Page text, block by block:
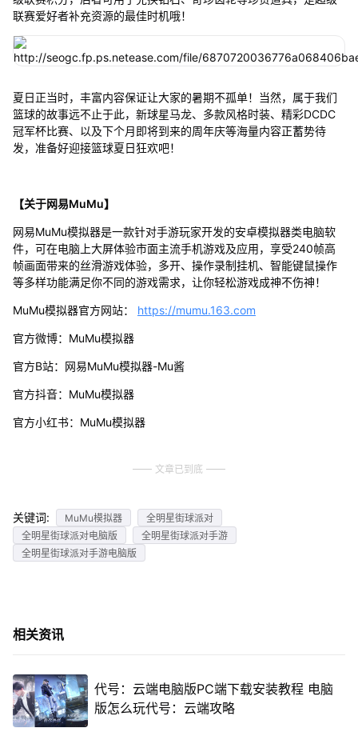
联赛爱好者补充资源的最佳时机哦！
夏日正当时，丰富内容保证让大家的暑期不孤单！当然，属于我们
篮球的故事远不止于此，新球星马龙、多款风格时装、精彩DCDC
冠军杯比赛、以及下个月即将到来的周年庆等海量内容正蓄势待
发，准备好迎接篮球夏日狂欢吧！
【关于网易MuMu】
网易MuMu模拟器是一款针对手游玩家开发的安卓模拟器类电脑软
件，可在电脑上大屏体验市面主流手机游戏及应用，享受240帧高
帧画面带来的丝滑游戏体验，多开、操作录制挂机、智能键鼠操作
等多样功能满足你不同的游戏需求，让你轻松游戏成神不伤神！
MuMu模拟器官方网站： https://mumu.163.com
官方微博：MuMu模拟器
官方B站：网易MuMu模拟器-Mu酱
官方抖音：MuMu模拟器
官方小红书：MuMu模拟器
文章已到底
关键词: MuMu模拟器
全明星街球派对
全明星街球派对电脑版
全明星街球派对手游
全明星街球派对手游电脑版
相关资讯
代号：云端电脑版PC端下载安装教程 电脑
版怎么玩代号：云端攻略